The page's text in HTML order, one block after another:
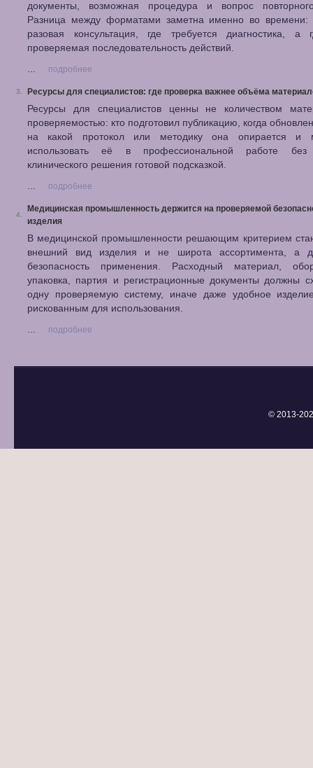
документы, возможная процедура и вопрос
Разница между форматами заметна именно во времени:
разовая консультация, где требуется диагностика, а
проверяемая последовательность действий.
...
подробнее
3. Ресурсы для специалистов: где проверка важнее объёма
Ресурсы для специалистов ценны не количеством
проверяемостью: кто подготовил публикацию, когда
на какой протокол или методику она опирается и
использовать её в профессиональной работе
клинического решения готовой подсказкой.
...
подробнее
4.
Медицинская промышленность держится на проверяемой
изделия
В медицинской промышленности решающим критерием
внешний вид изделия и не широта ассортимента, а
безопасность применения. Расходный материал,
упаковка, партия и регистрационные документы должны
одну проверяемую систему, иначе даже удобное
рискованным для использования.
...
подробнее
© 2013-